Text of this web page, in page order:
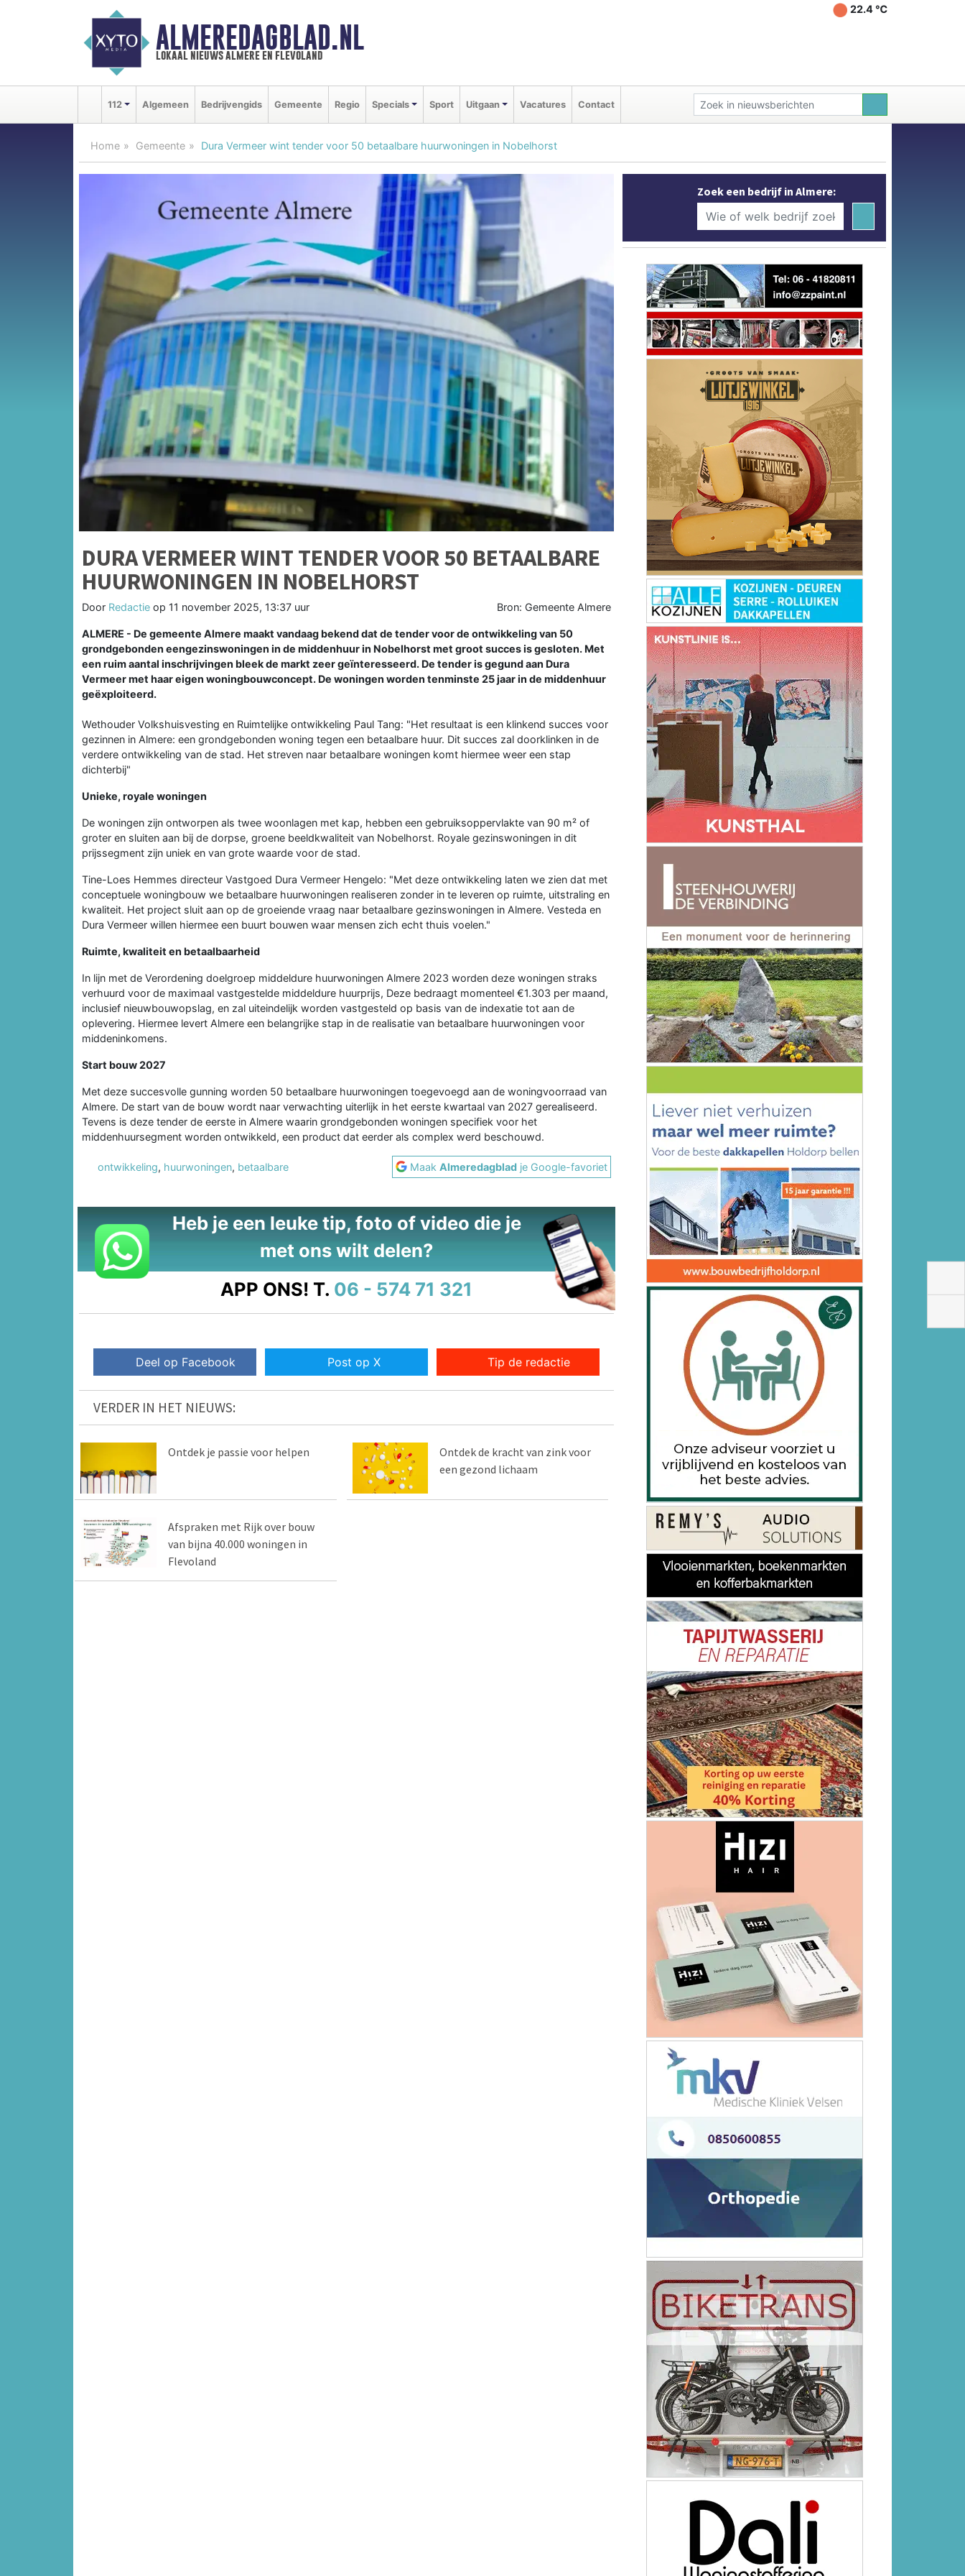
ALMEREDAGBLAD.NL
lokaal nieuws almere en flevoland
22.4 ℃
112 Algemeen Bedrijvengids Gemeente Regio Specials Sport Uitgaan Vacatures Contact
Home Gemeente Dura Vermeer wint tender voor 50 betaalbare huurwoningen in Nobelhorst
DURA VERMEER WINT TENDER VOOR 50 BETAALBARE
HUURWONINGEN IN NOBELHORST
Door Redactie op 11 november 2025, 13:37 uur Bron: Gemeente Almere
ALMERE - De gemeente Almere maakt vandaag bekend dat de tender voor de ontwikkeling van 50
grondgebonden eengezinswoningen in de middenhuur in Nobelhorst met groot succes is gesloten. Met
een ruim aantal inschrijvingen bleek de markt zeer geïnteresseerd. De tender is gegund aan Dura
Vermeer met haar eigen woningbouwconcept. De woningen worden tenminste 25 jaar in de middenhuur
geëxploiteerd.
Wethouder Volkshuisvesting en Ruimtelijke ontwikkeling Paul Tang: "Het resultaat is een klinkend succes voor
gezinnen in Almere: een grondgebonden woning tegen een betaalbare huur. Dit succes zal doorklinken in de
verdere ontwikkeling van de stad. Het streven naar betaalbare woningen komt hiermee weer een stap
dichterbij"
Unieke, royale woningen
De woningen zijn ontworpen als twee woonlagen met kap, hebben een gebruiksoppervlakte van 90 m² of
groter en sluiten aan bij de dorpse, groene beeldkwaliteit van Nobelhorst. Royale gezinswoningen in dit
prijssegment zijn uniek en van grote waarde voor de stad.
Tine-Loes Hemmes directeur Vastgoed Dura Vermeer Hengelo: "Met deze ontwikkeling laten we zien dat met
conceptuele woningbouw we betaalbare huurwoningen realiseren zonder in te leveren op ruimte, uitstraling en
kwaliteit. Het project sluit aan op de groeiende vraag naar betaalbare gezinswoningen in Almere. Vesteda en
Dura Vermeer willen hiermee een buurt bouwen waar mensen zich echt thuis voelen."
Ruimte, kwaliteit en betaalbaarheid
In lijn met de Verordening doelgroep middeldure huurwoningen Almere 2023 worden deze woningen straks
verhuurd voor de maximaal vastgestelde middeldure huurprijs, Deze bedraagt momenteel €1.303 per maand,
inclusief nieuwbouwopslag, en zal uiteindelijk worden vastgesteld op basis van de indexatie tot aan de
oplevering. Hiermee levert Almere een belangrijke stap in de realisatie van betaalbare huurwoningen voor
middeninkomens.
Start bouw 2027
Met deze succesvolle gunning worden 50 betaalbare huurwoningen toegevoegd aan de woningvoorraad van
Almere. De start van de bouw wordt naar verwachting uiterlijk in het eerste kwartaal van 2027 gerealiseerd.
Tevens is deze tender de eerste in Almere waarin grondgebonden woningen specifiek voor het
middenhuursegment worden ontwikkeld, een product dat eerder als complex werd beschouwd.
ontwikkeling, huurwoningen, betaalbare MaakAlmeredagblad je Google-favoriet
Heb je een leuke tip, foto of video die je
met ons wilt delen?
APP ONS! T. 06 - 574 71 321
Deel op Facebook Post op X Tip de redactie
VERDER IN HET NIEUWS:
Ontdek je passie voor helpen
Ontdek de kracht van zink voor
een gezond lichaam
Afspraken met Rijk over bouw
van bijna 40.000 woningen in
Flevoland
Zoek een bedrijf in Almere: